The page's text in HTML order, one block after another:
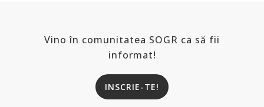
Vino în comunitatea SOGR ca să fii
informat!
INSCRIE-TE!